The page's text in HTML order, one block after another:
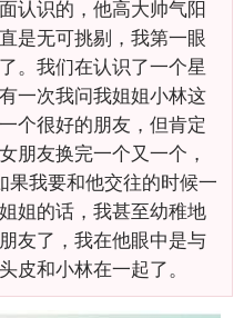
认识的，他高大帅气阳
是无可挑剔，我第一眼
。我们在认识了一个星
一次我问我姐姐小林这
个很好的朋友，但肯定
朋友换完一个又一个，
果我要和他交往的时候一
姐的话，我甚至幼稚地
友了，我在他眼中是与
皮和小林在一起了。